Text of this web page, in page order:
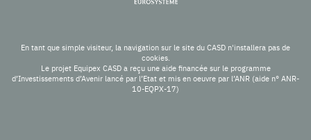
En tant que simple visiteur, la navigation sur le site du CASD n'installera pas de
cookies.
Le projet Equipex CASD a reçu une aide financée sur le programme
d’Investissements d’Avenir lancé par l’Etat et mis en oeuvre par l’ANR (aide n° ANR-
10-EQPX-17)